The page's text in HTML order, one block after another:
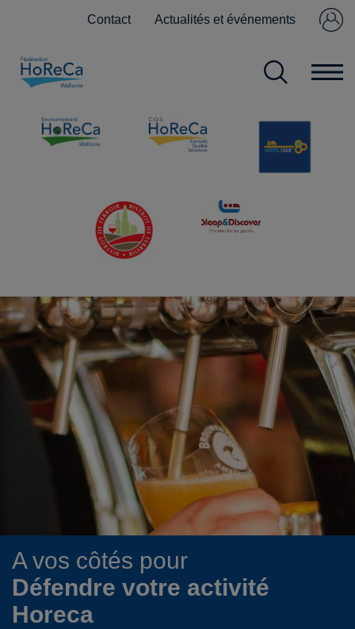
Contact Actualités et événements
membre ?
A vos côtés pour
Défendre votre activité
Horeca